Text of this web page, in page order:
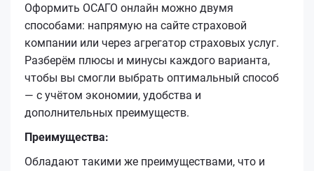
Оформить ОСАГО онлайн можно двумя
способами: напрямую на сайте страховой
компании или через агрегатор страховых услуг.
Разберём плюсы и минусы каждого варианта,
чтобы вы смогли выбрать оптимальный способ
— с учётом экономии, удобства и
дополнительных преимуществ.
Преимущества:
Обладают такими же преимуществами, что и